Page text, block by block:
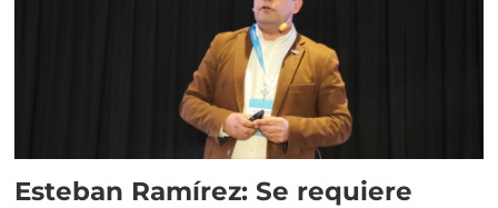
Esteban Ramírez: Se requiere